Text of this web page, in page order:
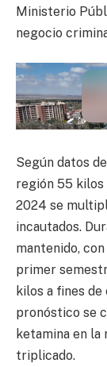
Ministerio
negocio
Según datos
región 55 kilos
2024 se
incautados.
mantenido,
primer
kilos a fines de
pronóstico se
ketamina en la
triplicado.